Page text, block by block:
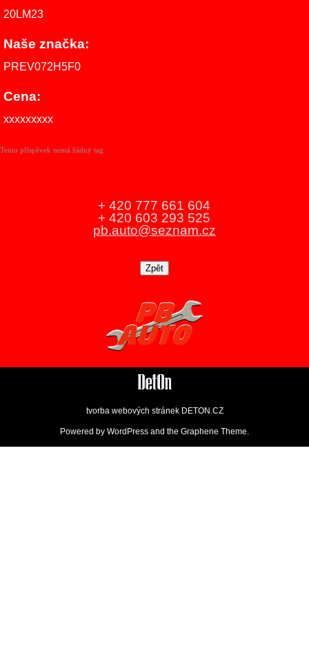
20LM23
Naše značka:
PREV072H5F0
Cena:
xxxxxxxxx
Tento příspěvek nemá žádný tag
+ 420 777 661 604
+ 420 603 293 525
pb.auto@seznam.cz
tvorba webových stránek DETON.CZ
Powered by WordPress and the Graphene Theme